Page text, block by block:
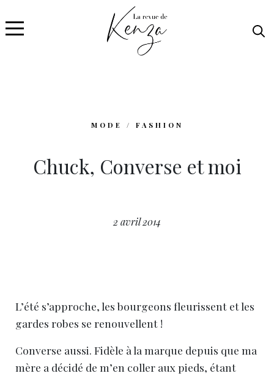
MODE / FASHION
Chuck, Converse et moi
2 avril 2014
L’été s’approche, les bourgeons fleurissent et les
gardes robes se renouvellent !
Converse aussi. Fidèle à la marque depuis que ma
mère a décidé de m’en coller aux pieds, étant